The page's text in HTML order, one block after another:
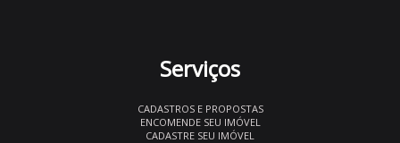
Serviços
CADASTROS E PROPOSTAS
ENCOMENDE SEU IMÓVEL
CADASTRE SEU IMÓVEL